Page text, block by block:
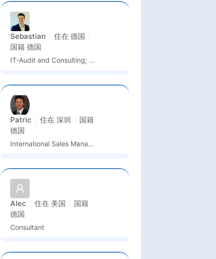
Sebastian 住在 德国
国籍 德国
IT-Audit and Consulting; Technology Management
Patric 住在 深圳
国籍
德国
International Sales Manager
Alec 住在 美国
国籍
德国
Consultant